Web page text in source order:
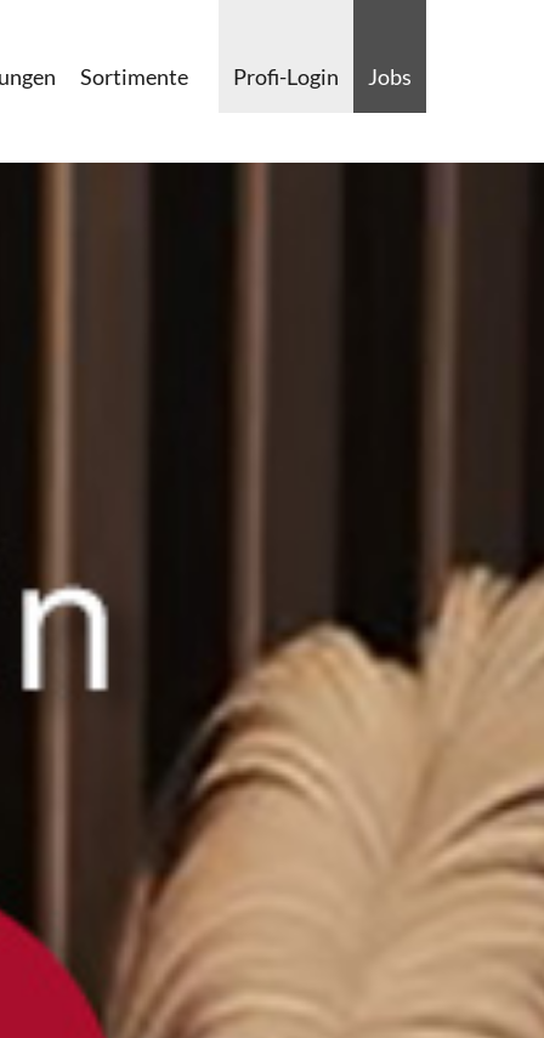
Sortimente Profi-Login Jobs